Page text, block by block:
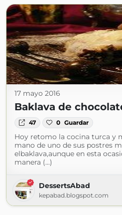
17 mayo 2016
Baklava de
47 0 Guardar
Hoy retomo la cocina turca y
mano de uno de sus postres
elbaklava,aunque en esta
manera (...)
DessertsAbad
kepabad.blogspot.com